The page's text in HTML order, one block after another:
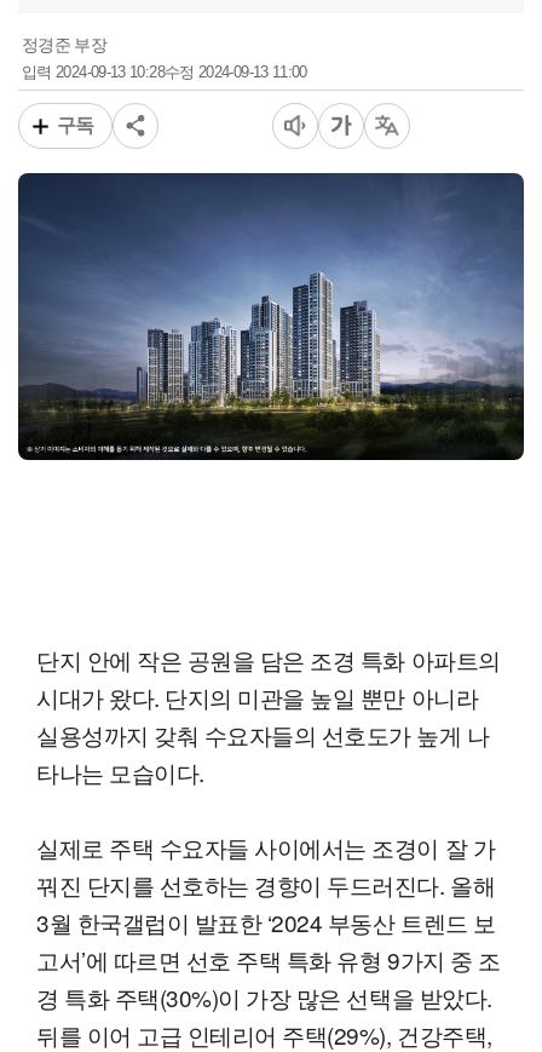
정경준 부장
입력2024-09-13 10:28수정 2024-09-13 11:00
구독
단지 안에 작은 공원을 담은 조경 특화 아파트의
시대가 왔다. 단지의 미관을 높일 뿐만 아니라
실용성까지 갖춰 수요자들의 선호도가 높게 나
타나는 모습이다.
실제로 주택 수요자들 사이에서는 조경이 잘 가
꿔진 단지를 선호하는 경향이 두드러진다. 올해
3월 한국갤럽이 발표한 ‘2024 부동산 트렌드 보
고서’에 따르면 선호 주택 특화 유형 9가지 중 조
경 특화 주택(30%)이 가장 많은 선택을 받았다.
뒤를 이어 고급 인테리어 주택(29%), 건강주택,